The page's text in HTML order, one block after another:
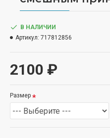
2100 ₽
В НАЛИЧИИ
Артикул: 717812856
Размер